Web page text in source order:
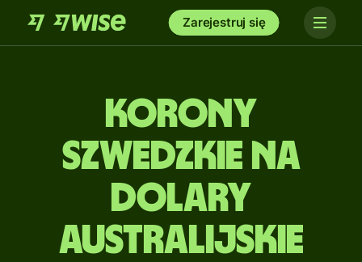
Zarejestruj się
Korony
szwedzkie na
Dolary
australijskie